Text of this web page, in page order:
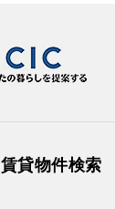
賃貸物件検索